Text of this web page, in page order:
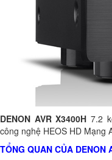
DENON AVR X3400H 7.2
công nghệ HEOS HD Mạng
TỔNG QUAN CỦA DENON